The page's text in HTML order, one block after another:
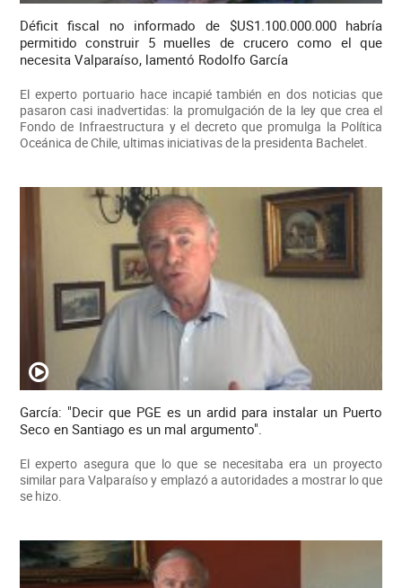
Déficit fiscal no informado de $US1.100.000.000 habría
permitido construir 5 muelles de crucero como el que
necesita Valparaíso, lamentó Rodolfo García
El experto portuario hace incapié también en dos noticias que
pasaron casi inadvertidas: la promulgación de la ley que crea el
Fondo de Infraestructura y el decreto que promulga la Política
Oceánica de Chile, ultimas iniciativas de la presidenta Bachelet.
García: "Decir que PGE es un ardid para instalar un Puerto
Seco en Santiago es un mal argumento".
El experto asegura que lo que se necesitaba era un proyecto
similar para Valparaíso y emplazó a autoridades a mostrar lo que
se hizo.